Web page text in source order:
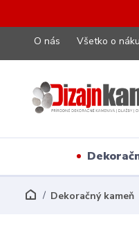
O nás Všetko o
Dekoračný kameň